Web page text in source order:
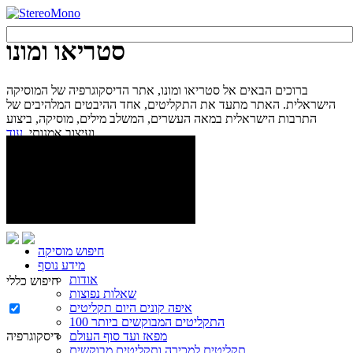
סטריאו ומונו
ברוכים הבאים אל סטריאו ומונו, אתר הדיסקוגרפיה של המוסיקה
הישראלית. האתר מתעד את התקליטים, אחד ההיבטים המלהיבים של
התרבות הישראלית במאה העשרים, המשלב מילים, מוסיקה, ביצוע
ועיצוב אמנותי.עוד...
חיפוש מוסיקה
מידע נוסף
אודות
שאלות נפוצות
איפה קונים היום תקליטים
100 התקליטים המבוקשים ביותר
מפאז ועד סוף העולם
תקליטים למכירה ותקליטים מבוקשים
חיפוש כללי
דיסקוגרפיה